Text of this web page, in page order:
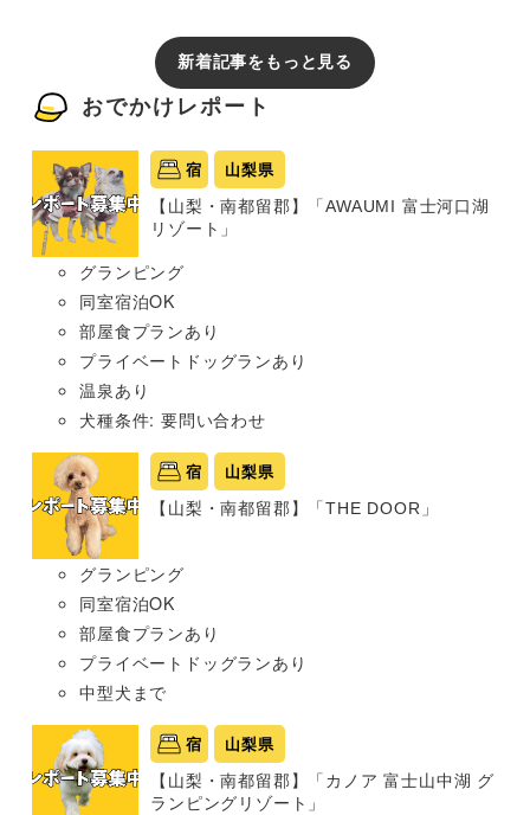
新着記事をもっと見る
おでかけレポート
宿 山梨県
【山梨・南都留郡】「AWAUMI 富士河口湖
リゾート」
グランピング
同室宿泊OK
部屋食プランあり
プライベートドッグランあり
温泉あり
犬種条件: 要問い合わせ
宿 山梨県
【山梨・南都留郡】「THE DOOR」
グランピング
同室宿泊OK
部屋食プランあり
プライベートドッグランあり
中型犬まで
宿 山梨県
【山梨・南都留郡】「カノア 富士山中湖 グ
ランピングリゾート」